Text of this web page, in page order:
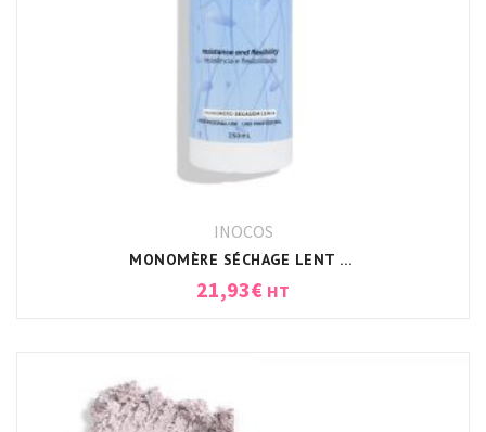
INOCOS
MONOMÈRE SÉCHAGE LENT INOCOS
21,93€ HT